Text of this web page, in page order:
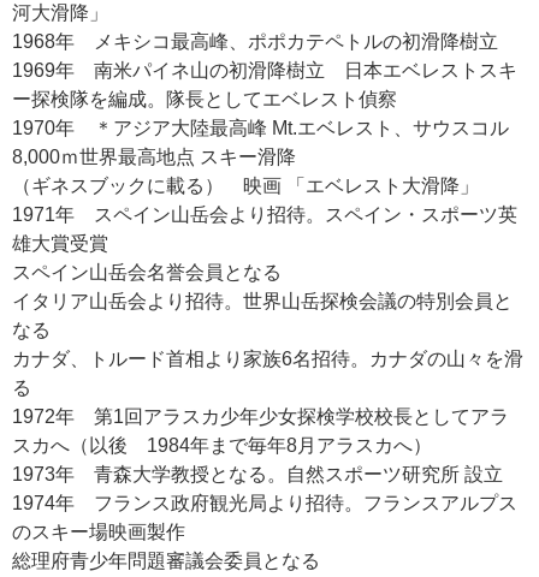
河大滑降」
1968年 メキシコ最高峰、ポポカテペトルの初滑降樹立
1969年 南米パイネ山の初滑降樹立 日本エベレストスキ
ー探検隊を編成。隊長としてエベレスト偵察
1970年 ＊アジア大陸最高峰 Mt.エベレスト、サウスコル
8,000ｍ世界最高地点 スキー滑降
（ギネスブックに載る） 映画 「エベレスト大滑降」
1971年 スペイン山岳会より招待。スペイン・スポーツ英
雄大賞受賞
スペイン山岳会名誉会員となる
イタリア山岳会より招待。世界山岳探検会議の特別会員と
なる
カナダ、トルード首相より家族6名招待。カナダの山々を滑
る
1972年 第1回アラスカ少年少女探検学校校長としてアラ
スカへ（以後 1984年まで毎年8月アラスカへ）
1973年 青森大学教授となる。自然スポーツ研究所 設立
1974年 フランス政府観光局より招待。フランスアルプス
のスキー場映画製作
総理府青少年問題審議会委員となる